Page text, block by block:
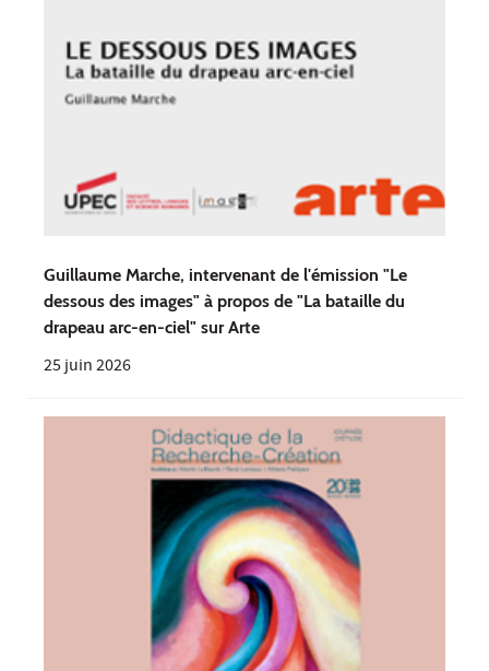
Guillaume Marche, intervenant de l'émission "Le
dessous des images" à propos de "La bataille du
drapeau arc-en-ciel" sur Arte
25 juin 2026